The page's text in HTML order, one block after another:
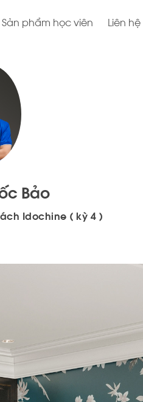
Sản phẩm học viên Liên hệ
Bảo
Idochine ( kỳ 4 )